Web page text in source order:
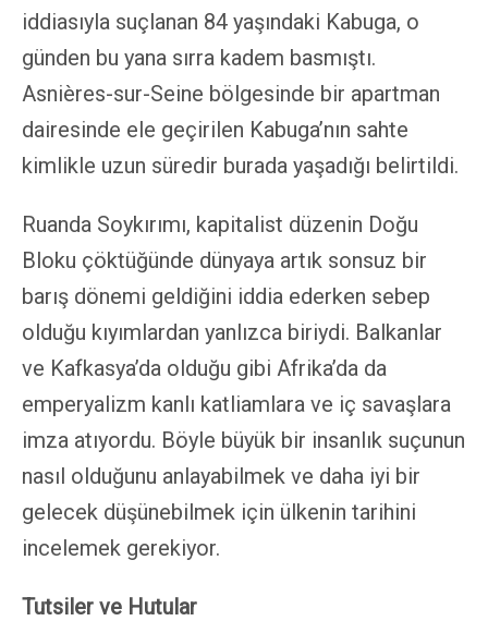
iddiasıyla suçlanan 84 yaşındaki Kabuga, o
günden bu yana sırra kadem basmıştı.
Asnières-sur-Seine bölgesinde bir apartman
dairesinde ele geçirilen Kabuga’nın sahte
kimlikle uzun süredir burada yaşadığı belirtildi.
Ruanda Soykırımı, kapitalist düzenin Doğu
Bloku çöktüğünde dünyaya artık sonsuz bir
barış dönemi geldiğini iddia ederken sebep
olduğu kıyımlardan yanlızca biriydi. Balkanlar
ve Kafkasya’da olduğu gibi Afrika’da da
emperyalizm kanlı katliamlara ve iç savaşlara
imza atıyordu. Böyle büyük bir insanlık suçunun
nasıl olduğunu anlayabilmek ve daha iyi bir
gelecek düşünebilmek için ülkenin tarihini
incelemek gerekiyor.
Tutsiler ve Hutular